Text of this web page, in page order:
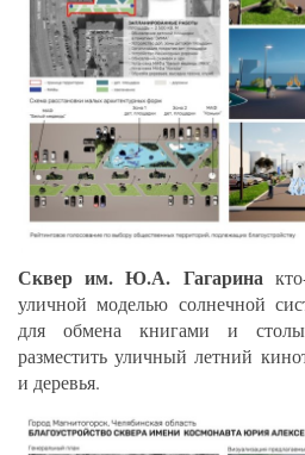
Сквер им. Ю.А. Гагарина
уличной моделью солнечной
для обмена книгами и
разместить уличный летний
и деревья.